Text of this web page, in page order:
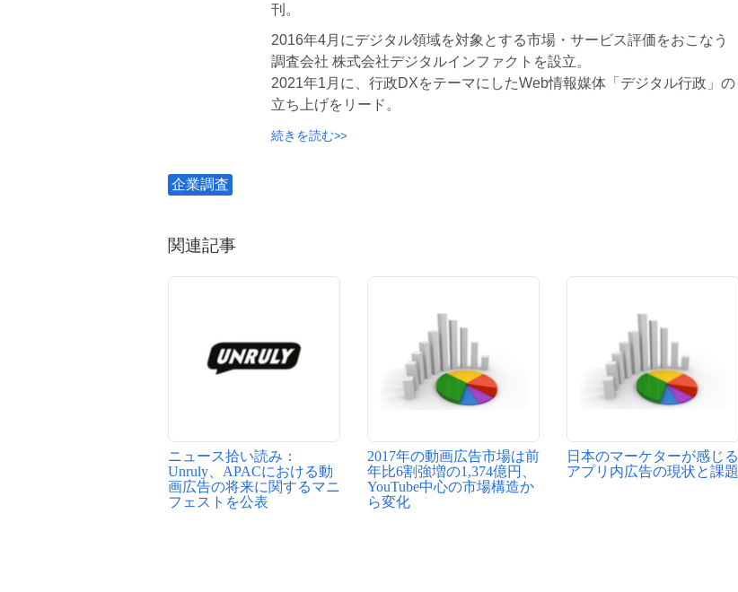
刊。
2016年4月にデジタル領域を対象とする市場・サービス評価をおこなう
調査会社 株式会社デジタルインファクトを設立。
2021年1月に、行政DXをテーマにしたWeb情報媒体「デジタル行政」の
立ち上げをリード。
続きを読む
企業調査
関連記事
ニュース拾い読み：
Unruly、APACにおける動
画広告の将来に関するマニ
フェストを公表
2017年の動画広告市場は前
年比6割強増の1,374億円、
YouTube中心の市場構造か
ら変化
日本のマーケターが感じる
アプリ内広告の現状と課題